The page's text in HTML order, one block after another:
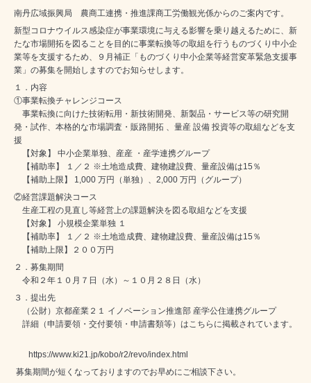
南丹広域振興局 農商工連携・推進課商工労働観光係からのご案内です。
新型コロナウイルス感染症が事業環境に与える影響を乗り越えるために、新
たな市場開拓を図ることを目的に事業転換等の取組を行うものづくり中小企
業等を支援するため、９月補正「ものづくり中小企業等経営変革緊急支援事
業」の募集を開始しますのでお知らせします。
１．内容
①事業転換チャレンジコース
事業転換に向けた技術転用・新技術開発、新製品・サービス等の研究開
発・試作、本格的な市場調査・販路開拓 、量産 設備 投資等の取組などを支
援
【対象】 中小企業単独、産産 ・産学連携グループ
【補助率】 １／２ ※土地造成費、建物建設費、量産設備は15％
【補助上限】 1,000 万円（単独）、2,000 万円（グループ）
②経営課題解決コース
生産工程の見直し等経営上の課題解決を図る取組などを支援
【対象】 小規模企業単独 １
【補助率】 １／２ ※土地造成費、建物建設費、量産設備は15％
【補助上限】２００万円
２．募集期間
令和２年１０月７日（水）～１０月２８日（水）
３．提出先
（公財）京都産業２１ イノベーション推進部 産学公住連携グループ
詳細（申請要領・交付要領・申請書類等）はこちらに掲載されています。
https://www.ki21.jp/kobo/r2/revo/index.html
募集期間が短くなっておりますのでお早めにご相談下さい。